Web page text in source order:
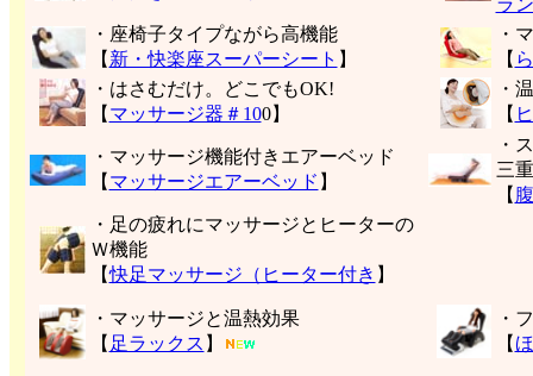
ラ
・座椅子タイプながら高機能
【 新・快楽座スーパーシート 】
・
【
・はさむだけ。どこでもOK!
【 マッサージ器＃100】
・
【
・マッサージ機能付きエアーベッド
【 マッサージエアーベッド 】
・
三
【
・足の疲れにマッサージとヒーターの
Ｗ機能
【快足マッサージ（ヒーター付き 】
・マッサージと温熱効果
【 足ラックス 】
・
【